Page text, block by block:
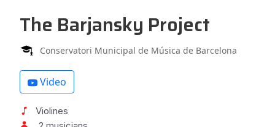
The Barjansky Project
Conservatori Municipal de Música de Barcelona
Video
Violines